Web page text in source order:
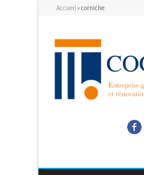
Accueil»corniche